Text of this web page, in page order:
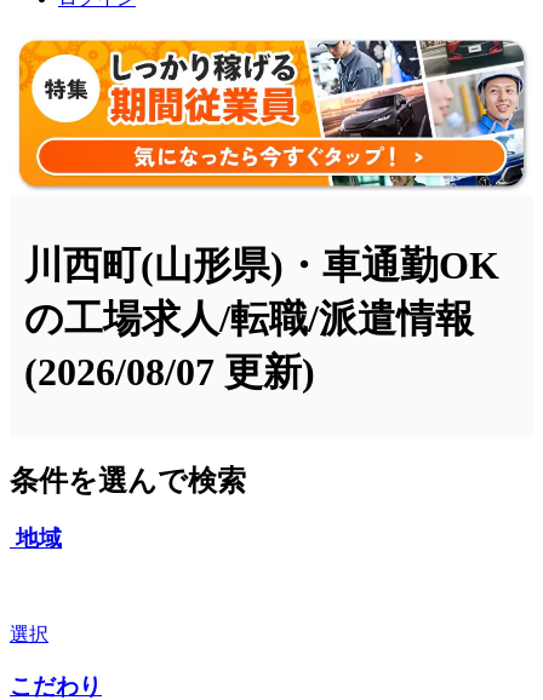
川西町(山形県)・車通勤OK
の工場求人/転職/派遣情報
(2026/08/07 更新)
条件を選んで検索
地域
選択
こだわり